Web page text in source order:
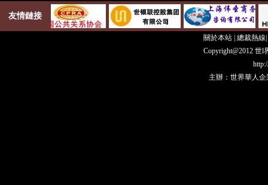
友情鏈接
關於本站 |總裁熱線
Copyright@2012 世
主辦：世界華人